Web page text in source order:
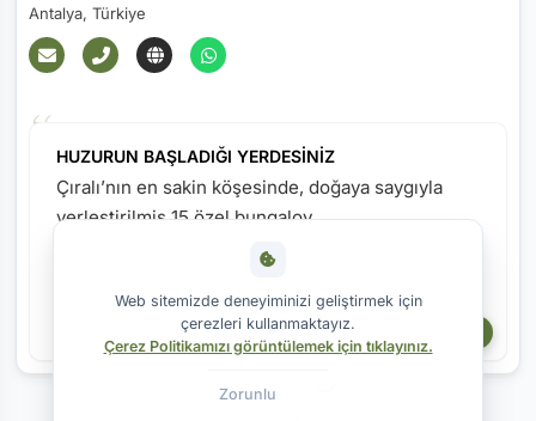
Antalya, Türkiye
HUZURUN BAŞLADIĞI YERDESİNİZ
Çıralı’nın en sakin köşesinde, doğaya saygıyla
yerleştirilmiş 15 özel bungalov…
Her biri huzuru, konforu ve zarafeti bir araya
Hera Hotel’de güne kuş sesleriyle uyanır, gün
batımında narenciye kokuları arasında
Burada her şey yavaş, her şey gerçek. Ve en
Daha Fazla Göster
Web sitemizde deneyiminizi geliştirmek için
çerezleri kullanmaktayız.
Çerez Politikamızı görüntülemek için tıklayınız.
Zorunlu